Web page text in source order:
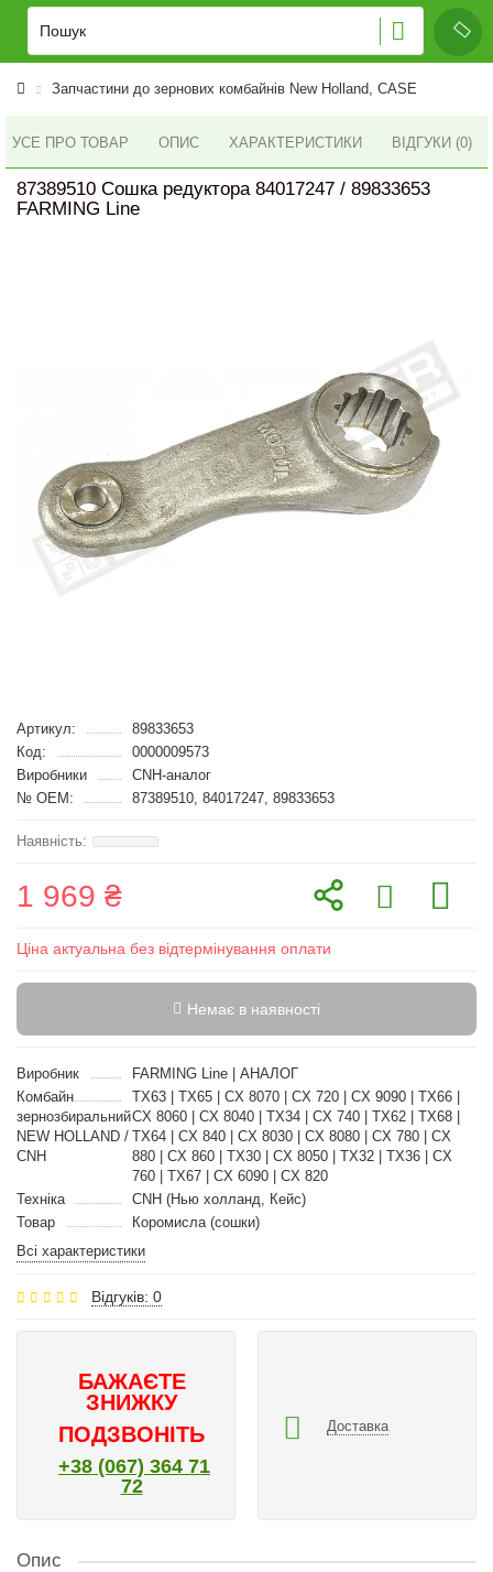
Запчастини до зернових комбайнів New Holland, CASE
УСЕ ПРО ТОВАР ОПИС ХАРАКТЕРИСТИКИ ВІДГУКИ (0)
87389510 Сошка редуктора 84017247 / 89833653
FARMING Line
Артикул:
89833653
Код:
0000009573
Виробники
CNH-аналог
№ OEM:
87389510, 84017247, 89833653
1 969 ₴
Ціна актуальна без відтермінування оплати
Немає в наявності
Виробник
FARMING Line | АНАЛОГ
Комбайн
зернозбиральний
NEW HOLLAND /
CNH
TX63 | TX65 | CX 8070 | CX 720 | CX 9090 | TX66 |
CX 8060 | CX 8040 | TX34 | CX 740 | TX62 | TX68 |
TX64 | CX 840 | CX 8030 | CX 8080 | CX 780 | CX
880 | CX 860 | TX30 | CX 8050 | TX32 | TX36 | CX
760 | TX67 | CX 6090 | CX 820
Техніка
CNH (Нью холланд, Кейс)
Товар
Коромисла (сошки)
Всі характеристики
Відгуків: 0
БАЖАЄТЕ
ЗНИЖКУ
ПОДЗВОНІТЬ
+38 (067) 364 71
72
Доставка
Опис